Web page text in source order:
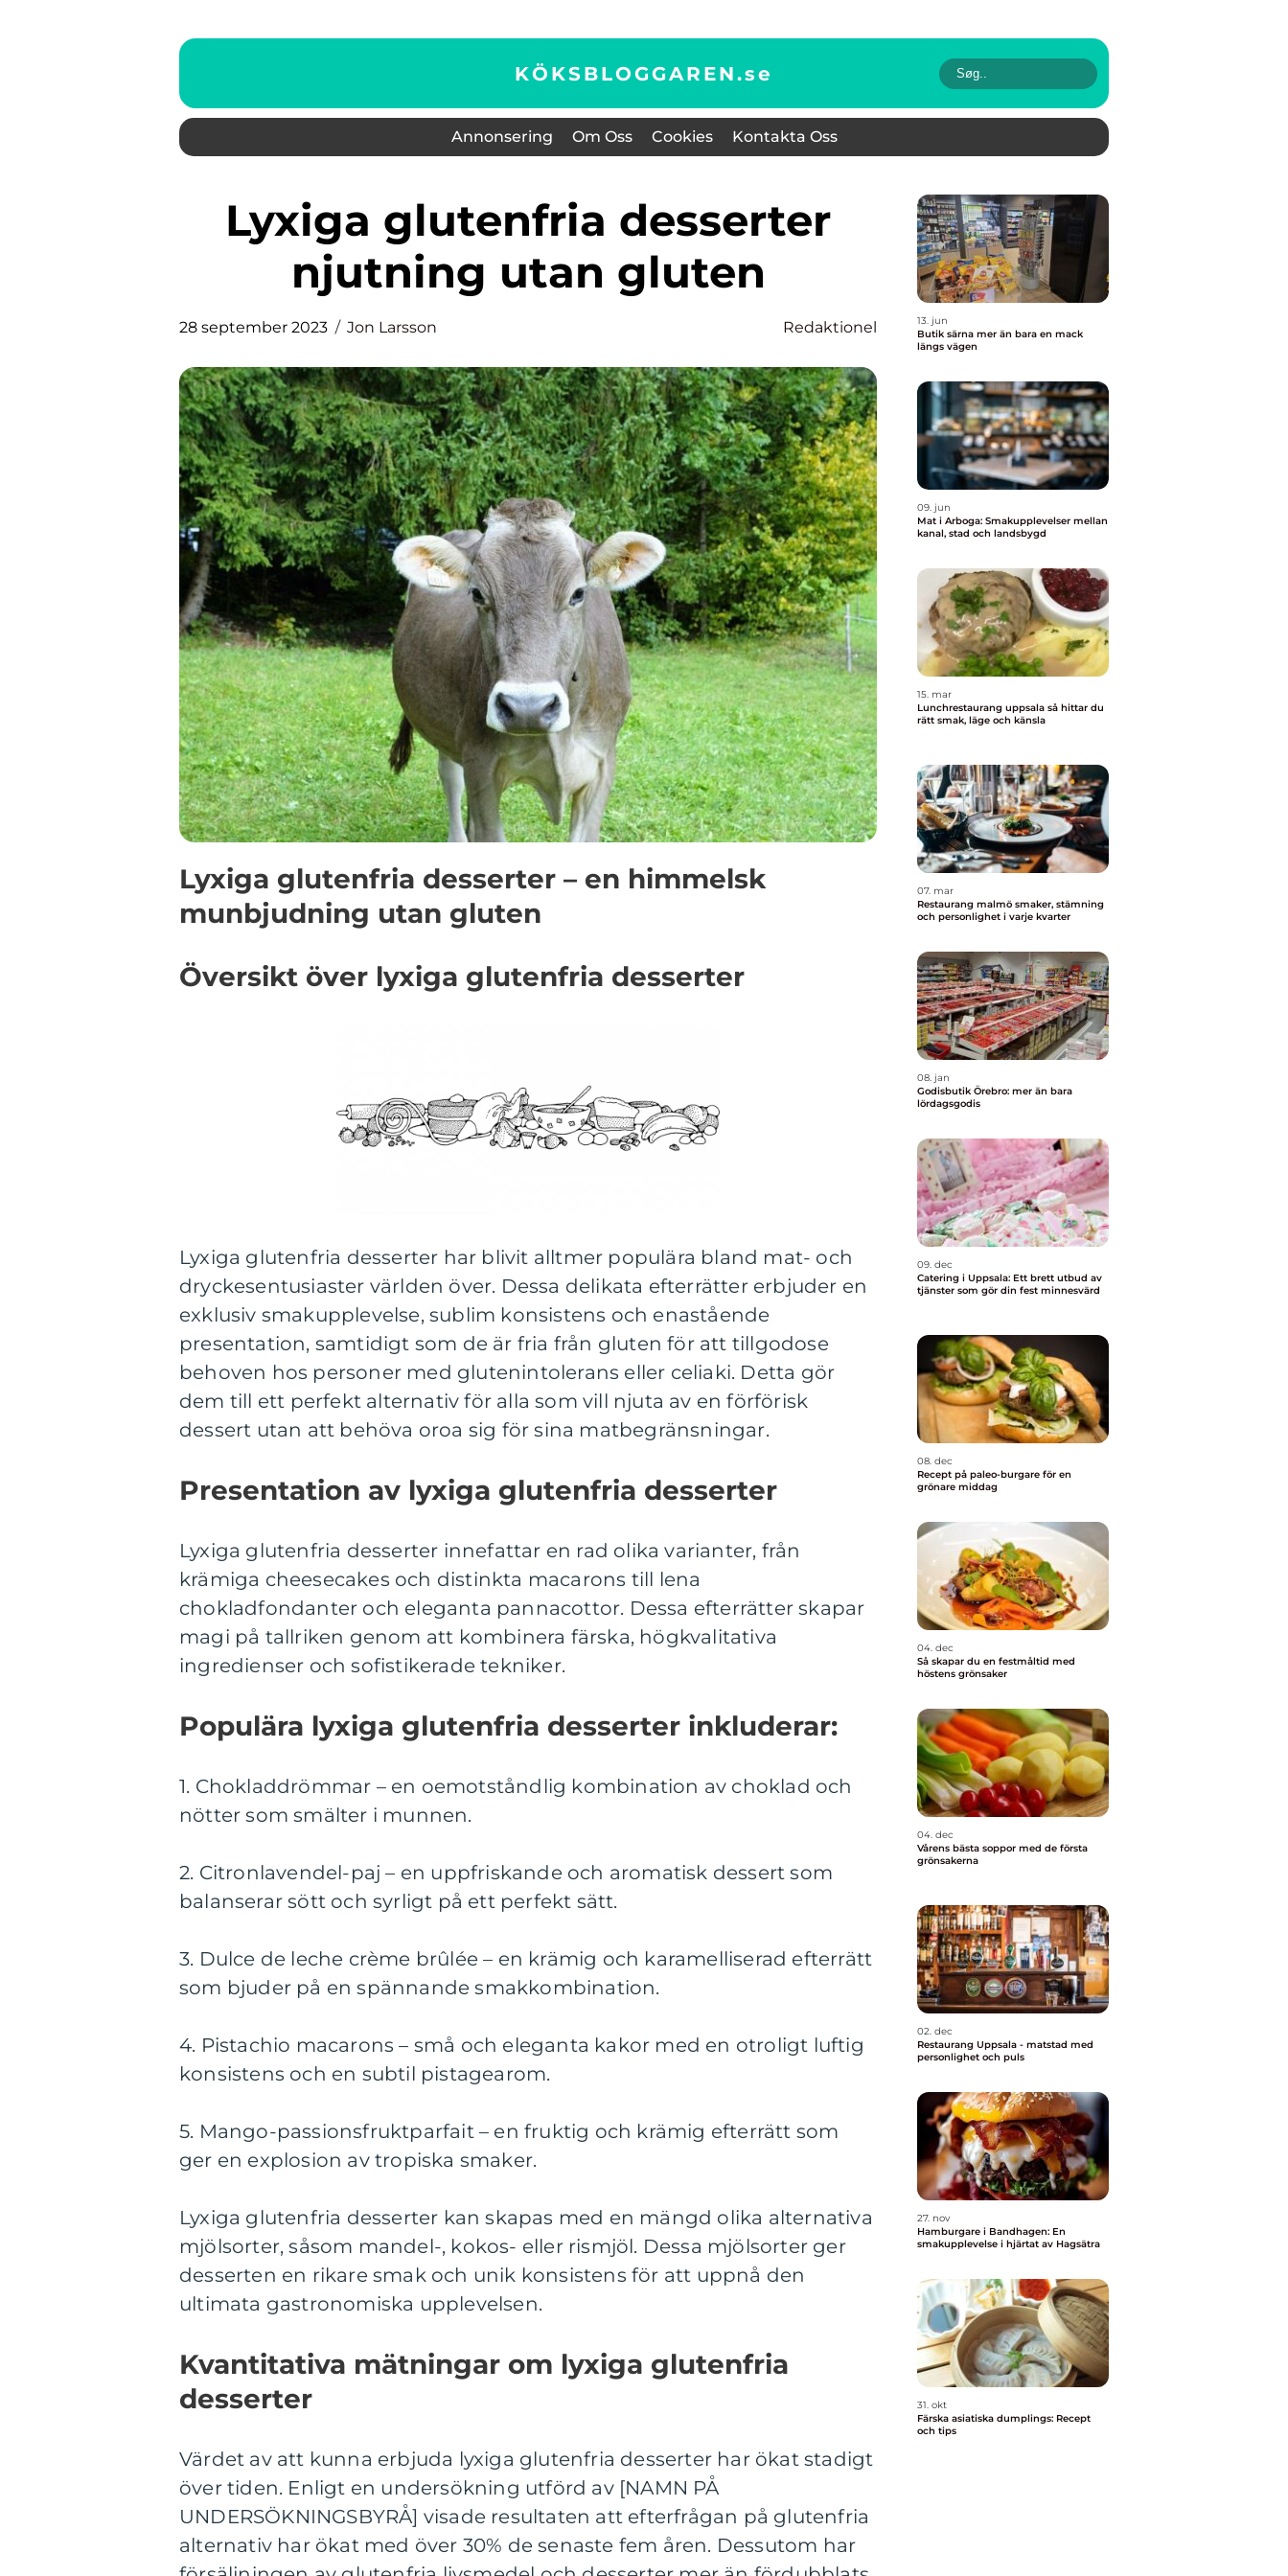
KÖKSBLOGGAREN.se
Annonsering Om Oss Cookies Kontakta Oss
Lyxiga glutenfria desserter
njutning utan gluten
28 september 2023 Jon Larsson Redaktionel
Lyxiga glutenfria desserter – en himmelsk
munbjudning utan gluten
Översikt över lyxiga glutenfria desserter
Lyxiga glutenfria desserter har blivit alltmer populära bland mat- och
dryckesentusiaster världen över. Dessa delikata efterrätter erbjuder en
exklusiv smakupplevelse, sublim konsistens och enastående
presentation, samtidigt som de är fria från gluten för att tillgodose
behoven hos personer med glutenintolerans eller celiaki. Detta gör
dem till ett perfekt alternativ för alla som vill njuta av en förförisk
dessert utan att behöva oroa sig för sina matbegränsningar.
Presentation av lyxiga glutenfria desserter
Lyxiga glutenfria desserter innefattar en rad olika varianter, från
krämiga cheesecakes och distinkta macarons till lena
chokladfondanter och eleganta pannacottor. Dessa efterrätter skapar
magi på tallriken genom att kombinera färska, högkvalitativa
ingredienser och sofistikerade tekniker.
Populära lyxiga glutenfria desserter inkluderar:
1. Chokladdrömmar – en oemotståndlig kombination av choklad och
nötter som smälter i munnen.
2. Citronlavendel-paj – en uppfriskande och aromatisk dessert som
balanserar sött och syrligt på ett perfekt sätt.
3. Dulce de leche crème brûlée – en krämig och karamelliserad efterrätt
som bjuder på en spännande smakkombination.
4. Pistachio macarons – små och eleganta kakor med en otroligt luftig
konsistens och en subtil pistagearom.
5. Mango-passionsfruktparfait – en fruktig och krämig efterrätt som
ger en explosion av tropiska smaker.
Lyxiga glutenfria desserter kan skapas med en mängd olika alternativa
mjölsorter, såsom mandel-, kokos- eller rismjöl. Dessa mjölsorter ger
desserten en rikare smak och unik konsistens för att uppnå den
ultimata gastronomiska upplevelsen.
Kvantitativa mätningar om lyxiga glutenfria
desserter
Värdet av att kunna erbjuda lyxiga glutenfria desserter har ökat stadigt
över tiden. Enligt en undersökning utförd av [NAMN PÅ
UNDERSÖKNINGSBYRÅ] visade resultaten att efterfrågan på glutenfria
alternativ har ökat med över 30% de senaste fem åren. Dessutom har
13. jun
Butik särna mer än bara en mack
längs vägen
09. jun
Mat i Arboga: Smakupplevelser mellan
kanal, stad och landsbygd
15. mar
Lunchrestaurang uppsala så hittar du
rätt smak, läge och känsla
07. mar
Restaurang malmö smaker, stämning
och personlighet i varje kvarter
08. jan
Godisbutik Örebro: mer än bara
lördagsgodis
09. dec
Catering i Uppsala: Ett brett utbud av
tjänster som gör din fest minnesvärd
08. dec
Recept på paleo-burgare för en
grönare middag
04. dec
Så skapar du en festmåltid med
höstens grönsaker
04. dec
Vårens bästa soppor med de första
grönsakerna
02. dec
Restaurang Uppsala - matstad med
personlighet och puls
27. nov
Hamburgare i Bandhagen: En
smakupplevelse i hjärtat av Hagsätra
31. okt
Färska asiatiska dumplings: Recept
och tips